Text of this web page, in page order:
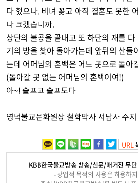
다 했으나. 비녀 꽂고 아직 결혼도 못한
나 크겠습니까.
상단의 불공을 끝내고 또 하단의 재를
기의 방을 찾아 돌아가는데 앞뒤의 산들
는데 어머님의 혼백은 어느 곳으로 돌아
(돌아갈 곳 없는 어머님의 혼백이여!)
아~! 슬프고 슬프도다
영덕불교문화원장 철학박사 서남사 주
URL
KBB한국불교방송 방송/신문/매거진 무
- 상업적 목적의 사용은 허용하